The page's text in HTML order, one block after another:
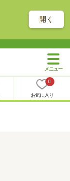
開く
0
お気に入り